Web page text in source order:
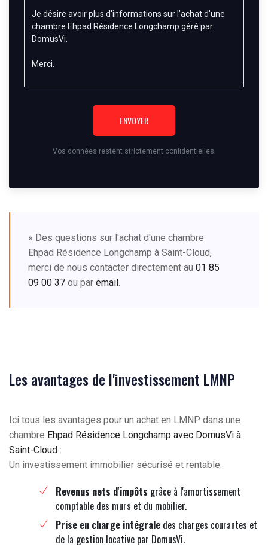
ENVOYER
Vos données restent strictement confidentielles.
» Des questions sur l'achat d'une chambre
Ehpad Résidence Longchamp à Saint-Cloud,
merci de nous contacter directement au 01 85
09 00 37 ou par email.
Les avantages de l'investissement LMNP
Ici tous les avantages pour un achat en LMNP dans une
chambre Ehpad Résidence Longchamp avec DomusVi à
Saint-Cloud :
Un investissement immobilier sécurisé et rentable.
Revenus nets d'impôts grâce à l'amortissement
comptable des murs et du mobilier.
Prise en charge intégrale des charges courantes et
de la gestion locative par DomusVi.